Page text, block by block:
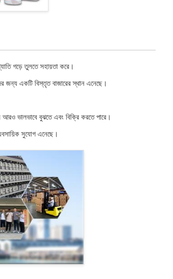
গড়ে তুলতে সহায়তা করে।
জন্য একটি বিস্তৃত বাজারের স্থান এনেছে।
আরও ভালভাবে বুঝতে এবং বিক্রি করতে পারে।
সুযোগ এনেছে।